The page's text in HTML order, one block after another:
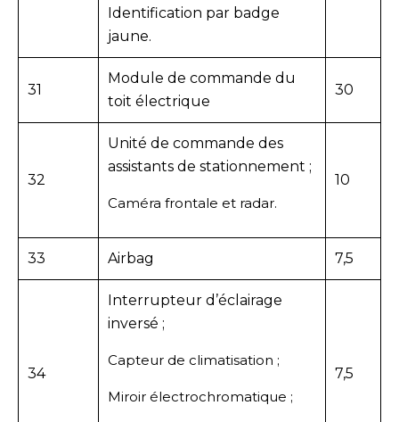
Identification par badge
jaune.
31
Module de commande du
toit électrique
30
32
Unité de commande des
assistants de stationnement ;
Caméra frontale et radar.
10
33 Airbag 7,5
34
Interrupteur d’éclairage
inversé ;
Capteur de climatisation ;
Miroir électrochromatique ;
7,5